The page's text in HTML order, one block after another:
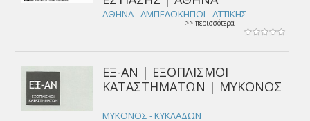
ΑΘΗΝΑ - ΑΜΠΕΛΟΚΗΠΟΙ - ΑΤΤΙΚΗΣ
>> περισσότερα
ΕΞ-ΑΝ | ΕΞΟΠΛΙΣΜΟΙ
ΚΑΤΑΣΤΗΜΑΤΩΝ | ΜΥΚΟΝΟΣ
ΜΥΚΟΝΟΣ - ΚΥΚΛΑΔΩΝ